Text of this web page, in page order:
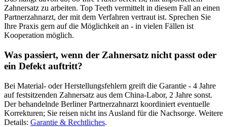
Zahnersatz zu arbeiten. Top Teeth vermittelt in diesem Fall an einen
Partnerzahnarzt, der mit dem Verfahren vertraut ist. Sprechen Sie
Ihre Praxis gern auf die Möglichkeit an - in vielen Fällen ist
Kooperation möglich.
Was passiert, wenn der Zahnersatz nicht passt oder
ein Defekt auftritt?
Bei Material- oder Herstellungsfehlern greift die Garantie - 4 Jahre
auf festsitzenden Zahnersatz aus dem China-Labor, 2 Jahre sonst.
Der behandelnde Berliner Partnerzahnarzt koordiniert eventuelle
Korrekturen; Sie reisen nicht ins Ausland für die Nachsorge. Weitere
Details: Garantie & Rechtliches.